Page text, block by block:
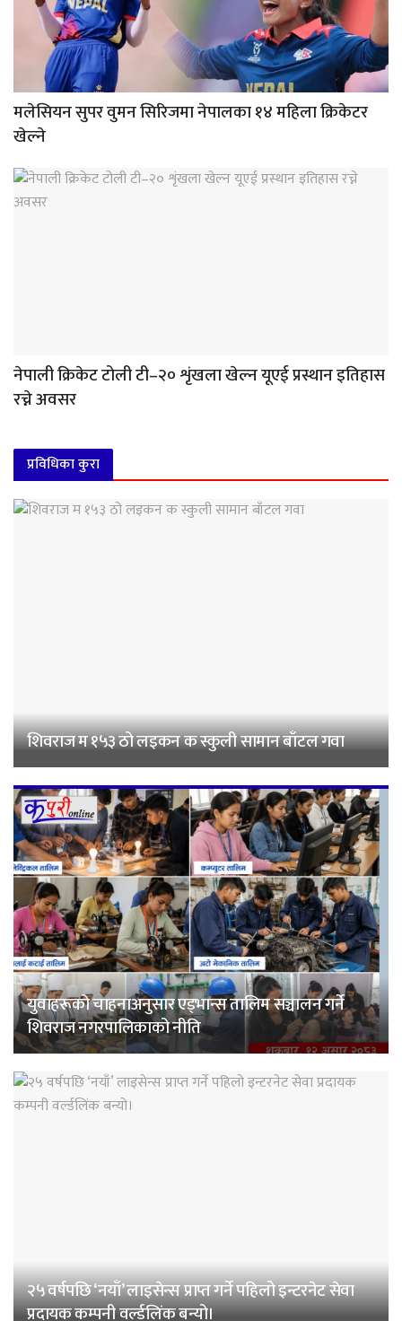
मलेसियन सुपर वुमन सिरिजमा नेपालका १४ महिला क्रिकेटर
खेल्ने
नेपाली क्रिकेट टोली टी–२० शृंखला खेल्न यूएई प्रस्थान इतिहास
रच्ने अवसर
प्रविधिका कुरा
शिवराज म १५३ ठो लइकन क स्कुली सामान बाँटल गवा
युवाहरूको चाहनाअनुसार एड्भान्स तालिम सञ्चालन गर्ने
शिवराज नगरपालिकाको नीति
२५ वर्षपछि ‘नयाँ’ लाइसेन्स प्राप्त गर्ने पहिलो इन्टरनेट सेवा
प्रदायक कम्पनी वर्ल्डलिंक बन्यो।